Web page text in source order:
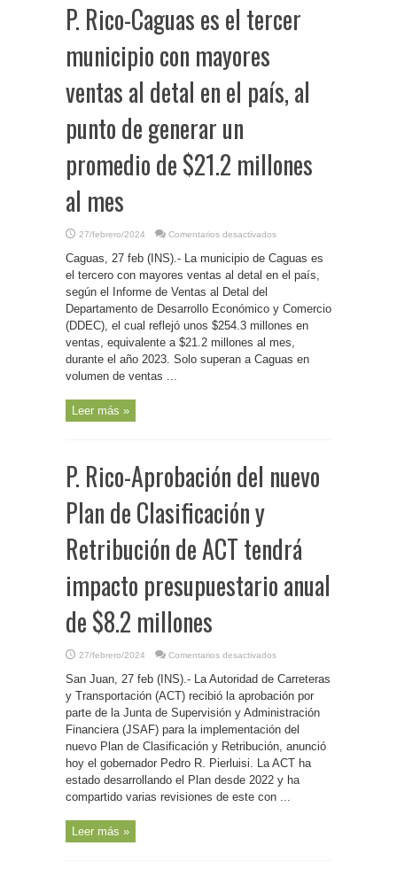
P. Rico-Caguas es el tercer
municipio con mayores
ventas al detal en el país, al
punto de generar un
promedio de $21.2 millones
al mes
27/febrero/2024 Comentarios desactivados
Rico-
Caguas
es
el
con
ventas
al
detal
en
al
mes
Caguas, 27 feb (INS).- La municipio de Caguas es
el tercero con mayores ventas al detal en el país,
según el Informe de Ventas al Detal del
Departamento de Desarrollo Económico y Comercio
(DDEC), el cual reflejó unos $254.3 millones en
ventas, equivalente a $21.2 millones al mes,
durante el año 2023. Solo superan a Caguas en
volumen de ventas ...
Leer más »
P. Rico-Aprobación del nuevo
Plan de Clasificación y
Retribución de ACT tendrá
impacto presupuestario anual
de $8.2 millones
27/febrero/2024 Comentarios desactivados
Rico-
Aprobación
del
nuevo
Plan
Clasificación
Retribución
de
tendrá
presupuestario
San Juan, 27 feb (INS).- La Autoridad de Carreteras
y Transportación (ACT) recibió la aprobación por
parte de la Junta de Supervisión y Administración
Financiera (JSAF) para la implementación del
nuevo Plan de Clasificación y Retribución, anunció
hoy el gobernador Pedro R. Pierluisi. La ACT ha
estado desarrollando el Plan desde 2022 y ha
compartido varias revisiones de este con ...
Leer más »